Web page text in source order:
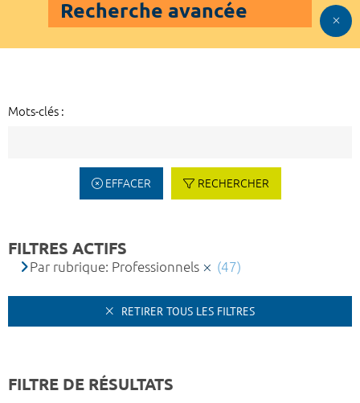
Recherche avancée
Mots-clés :
EFFACER RECHERCHER
FILTRES ACTIFS
Par rubrique: Professionnels (47)
RETIRER TOUS LES FILTRES
FILTRE DE RÉSULTATS